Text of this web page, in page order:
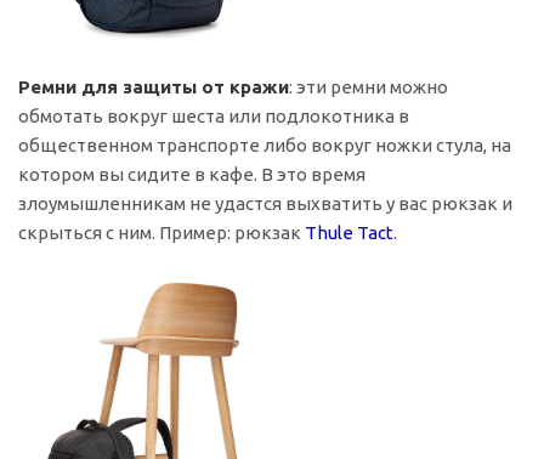
Ремни для защиты от кражи: эти ремни можно
обмотать вокруг шеста или подлокотника в
общественном транспорте либо вокруг ножки стула, на
котором вы сидите в кафе. В это время
злоумышленникам не удастся выхватить у вас рюкзак и
скрыться с ним. Пример: рюкзак Thule Tact.